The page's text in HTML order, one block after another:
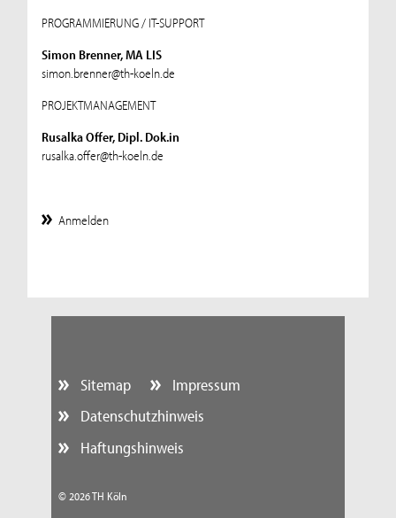
PROGRAMMIERUNG / IT-SUPPORT
Simon Brenner, MA LIS
simon.brenner@th-koeln.de
PROJEKTMANAGEMENT
Rusalka Offer, Dipl. Dok.in
rusalka.offer@th-koeln.de
Anmelden
Sitemap
Impressum
Datenschutzhinweis
Haftungshinweis
© 2026 TH Köln